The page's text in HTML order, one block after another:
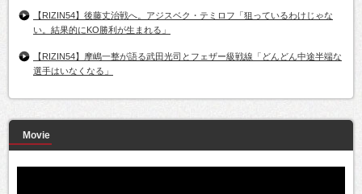
【RIZIN54】後藤丈治戦へ。アジスベク・テミロフ「狙っているわけじゃな
い。結果的にKO勝利が生まれる」
【RIZIN54】摩嶋一整が語る武田光司とフェザー級戦線「どんどん中途半端な
選手はいなくなる」
Movie